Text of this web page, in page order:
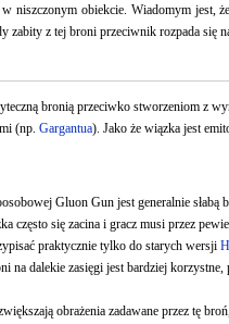
niszczonym obiekcie. Wiadomym jest,
zabity z tej broni przeciwnik rozpada się
bronią przeciwko stworzeniom z
(np. Gargantua). Jako że wiązka jest
Gluon Gun jest generalnie
często się zacina i gracz musi przez
praktycznie tylko do starych wersji
na dalekie zasięgi jest bardziej
obrażenia zadawane przez tę